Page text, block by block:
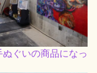
ぐいの商品になっ